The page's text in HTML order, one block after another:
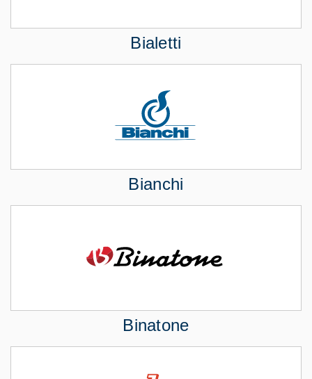
Bialetti
Bianchi
Binatone